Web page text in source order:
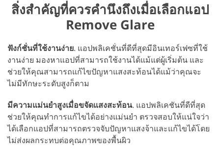
สิ่งสำคัญที่ควรคำนึงถึงเมื่อเลือกแอป
Remove Glare
ฟังก์ชั่นที่ใช้งานง่าย. แอปพลิเคชั่นที่ดีที่สุดมีอินเทอร์เฟซที่ใช้
งานง่าย มองหาแอปที่สามารถใช้งานได้แม้แต่ผู้เริ่มต้น และ
ช่วยให้คุณสามารถแก้ไขปัญหาแสงสะท้อนได้แม้ว่าคุณจะ
ไม่มีทักษะระดับสูงก็ตาม
มีความแม่นยำสูงเมื่อขจัดแสงสะท้อน. แอปพลิเคชันที่ดีที่สุด
ช่วยให้คุณทำการแก้ไขได้อย่างแม่นยำ ตรวจสอบให้แน่ใจว่า
ได้เลือกแอปที่สามารถตรวจจับปัญหาแสงจ้าและแก้ไขได้โดย
ไม่ส่งผลกระทบต่อคุณภาพของพื้นผิว